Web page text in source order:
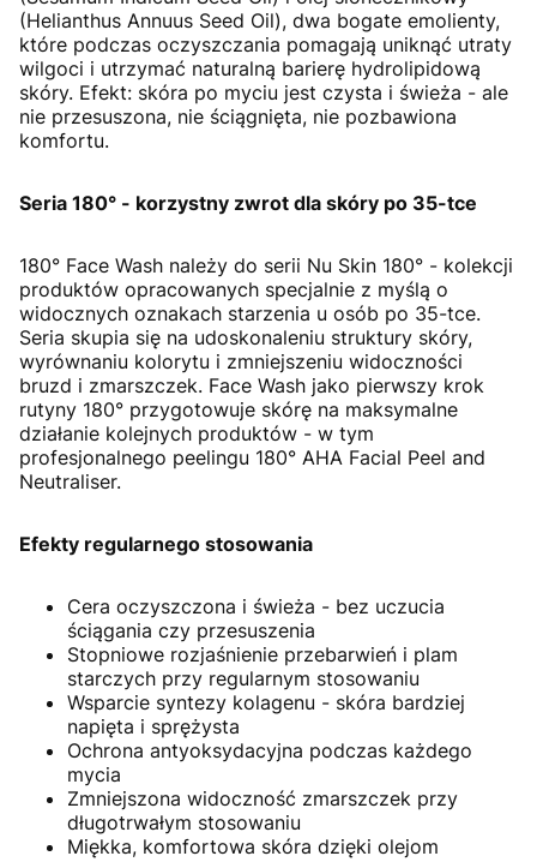
(Helianthus Annuus Seed Oil), dwa bogate emolienty,
które podczas oczyszczania pomagają uniknąć utraty
wilgoci i utrzymać naturalną barierę hydrolipidową
skóry. Efekt: skóra po myciu jest czysta i świeża - ale
nie przesuszona, nie ściągnięta, nie pozbawiona
komfortu.
Seria 180° - korzystny zwrot dla skóry po 35-tce
180° Face Wash należy do serii Nu Skin 180° - kolekcji
produktów opracowanych specjalnie z myślą o
widocznych oznakach starzenia u osób po 35-tce.
Seria skupia się na udoskonaleniu struktury skóry,
wyrównaniu kolorytu i zmniejszeniu widoczności
bruzd i zmarszczek. Face Wash jako pierwszy krok
rutyny 180° przygotowuje skórę na maksymalne
działanie kolejnych produktów - w tym
profesjonalnego peelingu 180° AHA Facial Peel and
Neutraliser.
Efekty regularnego stosowania
Cera oczyszczona i świeża - bez uczucia
ściągania czy przesuszenia
Stopniowe rozjaśnienie przebarwień i plam
starczych przy regularnym stosowaniu
Wsparcie syntezy kolagenu - skóra bardziej
napięta i sprężysta
Ochrona antyoksydacyjna podczas każdego
mycia
Zmniejszona widoczność zmarszczek przy
długotrwałym stosowaniu
Miękka, komfortowa skóra dzięki olejom